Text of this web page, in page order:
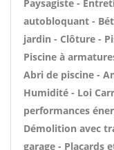
Paysagiste -
autobloquant -
jardin - Clôture -
Piscine à
Abri de piscine -
Humidité - Loi
performances
Démolition avec
garage - Placards